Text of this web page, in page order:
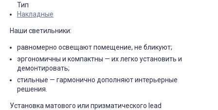
Тип
Накладные
Наши светильники:
равномерно освещают помещение, не бликуют;
эргономичны и компактны — их легко установить и
демонтировать;
стильные — гармонично дополняют интерьерные
решения.
Установка матового или призматического lead